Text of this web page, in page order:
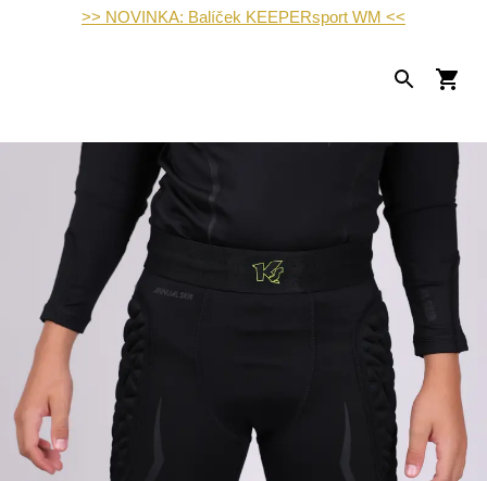
>> NOVINKA: Balíček KEEPERsport WM <<